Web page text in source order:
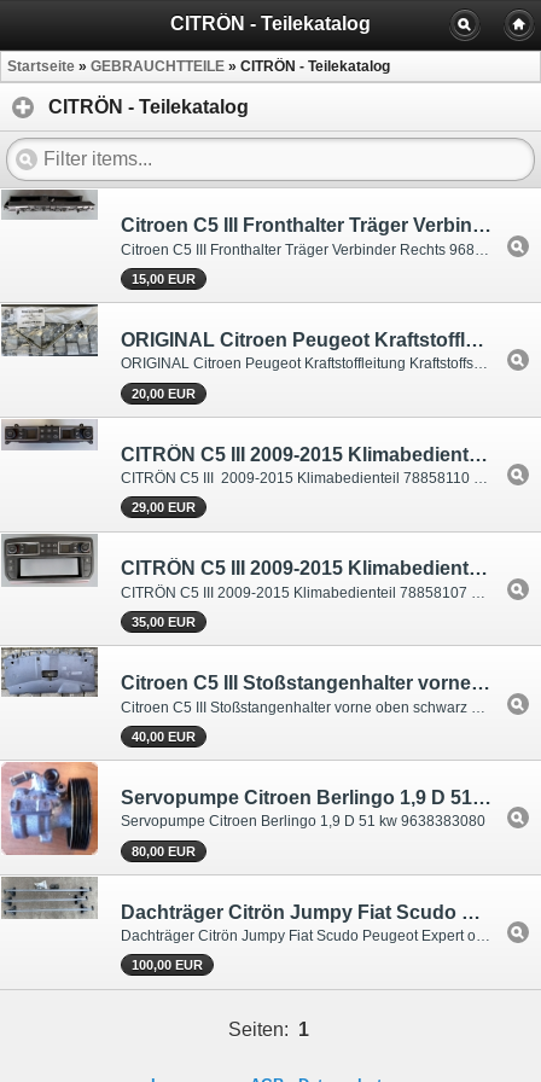
CITRÖN - Teilekatalog
Startseite » GEBRAUCHTTEILE » CITRÖN - Teilekatalog
CITRÖN - Teilekatalog
Citroen C5 III Fronthalter Träger Verbinder Rechts 9681058880
15,00 EUR
ORIGINAL Citroen Peugeot Kraftstoffleitung Kraftstoffschlauch 1985.47 C4 C5 207
ORIGINAL Citroen Peugeot Kraftstoffleitung Kraftstoffschlauch 1985.47 C4 C5 207
20,00 EUR
CITRÖN C5 III 2009-2015 Klimabedienteil 78858110 96715288ZD
CITRÖN C5 III 2009-2015 Klimabedienteil 78858110 96715288ZD rechte Anzeige Pixelfehler
29,00 EUR
CITRÖN C5 III 2009-2015 Klimabedienteil 78858107 96829415ZD
CITRÖN C5 III 2009-2015 Klimabedienteil 78858107 96829415ZD rechte Display Pixelfehler
35,00 EUR
Citroen C5 III Stoßstangenhalter vorne oben schwarz 9686979777
40,00 EUR
Servopumpe Citroen Berlingo 1,9 D 51 kw 9638383080
Servopumpe Citroen Berlingo 1,9 D 51 kw 9638383080
80,00 EUR
Dachträger Citrön Jumpy Fiat Scudo Peugeot Expert 9910113391
Dachträger Citrön Jumpy Fiat Scudo Peugeot Expert original Teilenummer: 9910113391 Original Dachträger mit Befestigungsmaterial 150 Kg Belastung 3 Stück
100,00 EUR
Seiten: 1